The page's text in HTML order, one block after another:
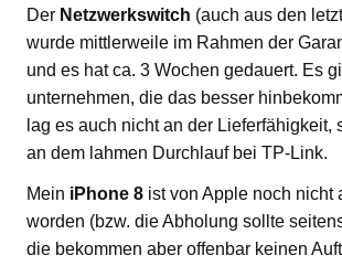
Der Netzwerkswitch (auch aus den
wurde mittlerweile im Rahmen der
und es hat ca. 3 Wochen gedauert. Es
unternehmen, die das besser
lag es auch nicht an der Lieferfähigkeit,
an dem lahmen Durchlauf bei TP-Link.
Mein iPhone 8 ist von Apple noch nicht
worden (bzw. die Abholung sollte
die bekommen aber offenbar keinen